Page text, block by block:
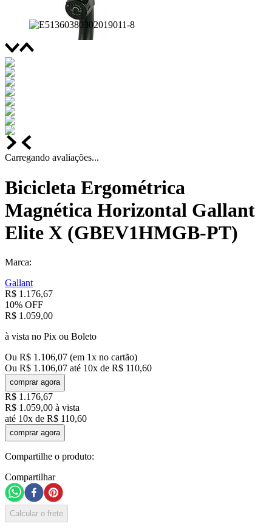
Carregando avaliações...
Bicicleta Ergométrica
Magnética Horizontal Gallant
Elite X (GBEV1HMGB-PT)
Marca:
Gallant
R$ 1 .176,67
10% OFF
R$ 1 .059,00
à vista no Pix ou Boleto
Ou R$ 1 .106,07 (em 1x no cartão)
Ou R$ 1 .106,07 até 10x de R$ 110,60
comprar agora
R$ 1 .176,67
R$ 1 .059,00 à vista
até 10x de R$ 110,60
comprar agora
Compartilhe o produto:
Compartilhar
Calcular o frete